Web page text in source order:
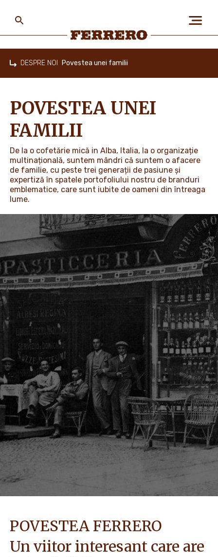
DESPRE NOI
OAMENII ȘI PLANETA
BRANDURILE NOASTRE
CARIERE
ȘTIRI ȘI ANUNȚURI
main
content
DESPRE NOI Povestea unei familii
POVESTEA UNEI
FAMILII
De la o cofetărie mică in Alba, Italia, la o organizație
multinațională, suntem mândri că suntem o afacere
de familie, cu peste trei generații de pasiune și
expertiză în spatele portofoliului nostru de branduri
emblematice, care sunt iubite de oameni din întreaga
lume.
POVESTEA FERRERO
Un viitor interesant care are